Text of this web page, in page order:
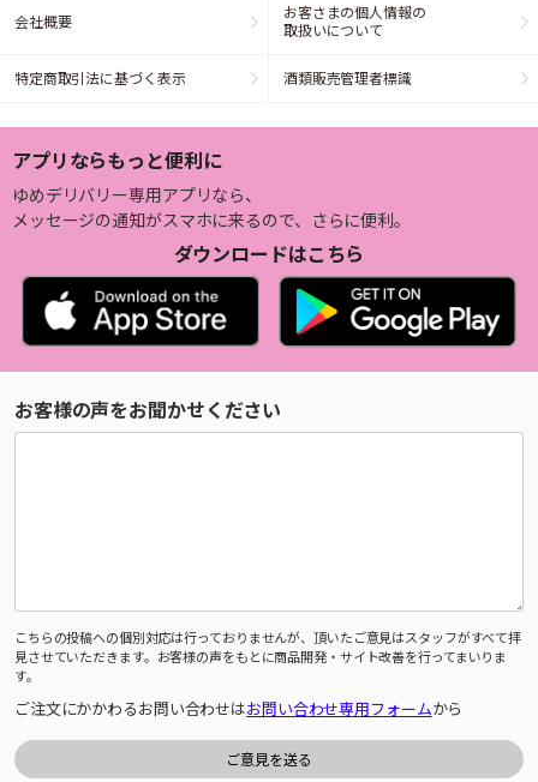
会社概要
お客さまの個人情報の
取扱いについて
特定商取引法に基づく表示 酒類販売管理者標識
アプリならもっと便利に
ゆめデリバリー専用アプリなら、
メッセージの通知がスマホに来るので、さらに便利。
ダウンロードはこちら
お客様の声をお聞かせください
こちらの投稿への個別対応は行っておりませんが、頂いたご意見はスタッフがすべて拝
見させていただきます。お客様の声をもとに商品開発・サイト改善を行ってまいりま
す。
ご注文にかかわるお問い合わせはお問い合わせ専用フォームから